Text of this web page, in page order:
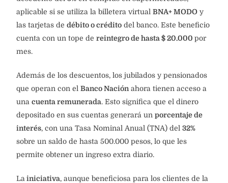
aplicable si se utiliza la billetera virtual BNA+ MODO y
las tarjetas de débito o crédito del banco. Este beneficio
cuenta con un tope de reintegro de hasta $ 20.000 por
mes.
Además de los descuentos, los jubilados y pensionados
que operan con el Banco Nación ahora tienen acceso a
una cuenta remunerada. Esto significa que el dinero
depositado en sus cuentas generará un porcentaje de
interés, con una Tasa Nominal Anual (TNA) del 32%
sobre un saldo de hasta 500.000 pesos, lo que les
permite obtener un ingreso extra diario.
La iniciativa, aunque beneficiosa para los clientes de la